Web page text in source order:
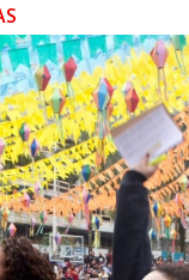
agenda de
Balneário Piçarras